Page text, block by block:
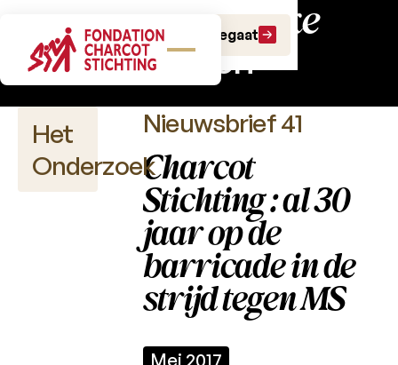
Doe een gift Doe een legaat
Wetenschappelijke
nieuwsbrieven
Het
Onderzoek
Wetenschappelijke
Projectoproepen
Nieuwsbrief 41
Charcot
Stichting : al 30
jaar op de
barricade in de
strijd tegen MS
Mei 2017